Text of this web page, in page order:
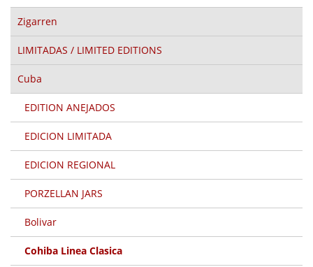
Zigarren
LIMITADAS / LIMITED EDITIONS
Cuba
EDITION ANEJADOS
EDICION LIMITADA
EDICION REGIONAL
PORZELLAN JARS
Bolivar
Cohiba Linea Clasica